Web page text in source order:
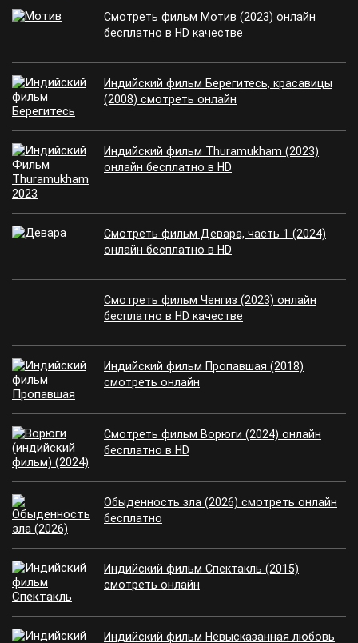
Смотреть фильм Мотив (2023) онлайн
бесплатно в HD качестве
Индийский фильм Берегитесь, красавицы
(2008) смотреть онлайн
Индийский фильм Thuramukham (2023)
онлайн бесплатно в HD
Смотреть фильм Девара, часть 1 (2024)
онлайн бесплатно в HD
Смотреть фильм Ченгиз (2023) онлайн
бесплатно в HD качестве
Индийский фильм Пропавшая (2018)
смотреть онлайн
Смотреть фильм Ворюги (2024) онлайн
бесплатно в HD
Обыденность зла (2026) смотреть онлайн
бесплатно
Индийский фильм Спектакль (2015)
смотреть онлайн
Индийский фильм Невысказанная любовь